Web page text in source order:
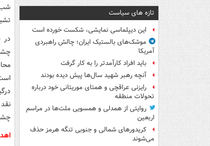
تازه های سیاست
این دیپلماسی نمایشی، شکست خورده است
موشک‌های بالستیک ایران؛ چالش راهبردی
آمریکا
باید افراد کارآمدتر را به کار گرفت
آنچه رهبر شهید سال‌ها پیش دیده بودند
رایزنی عراقچی و همتای موریتانی خود درباره
تحولات منطقه
روایتی از همدلی و همسویی ملت‌ها در مراسم
اربعین
کریدورهای شمالی و جنوبی تنگه هرمز حذف
می‌شوند
در